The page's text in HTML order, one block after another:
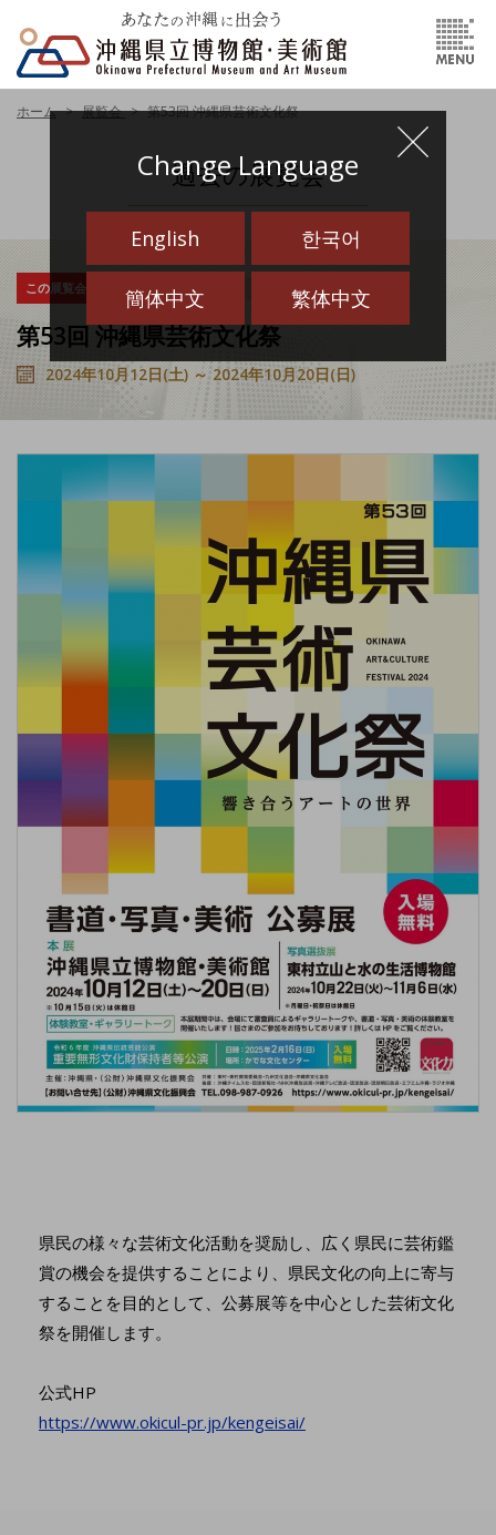
Change Language
English 한국어
簡体中文 繁体中文
ホーム 展覧会 第53回 沖縄県芸術文化祭
過去の展覧会
この展覧会は終了しました その他 その他（貸館イベント）
第53回 沖縄県芸術文化祭
2024年10月12日(土) ～ 2024年10月20日(日)
県民の様々な芸術文化活動を奨励し、広く県民に芸術鑑
賞の機会を提供することにより、県民文化の向上に寄与
することを目的として、公募展等を中心とした芸術文化
祭を開催します。
公式HP
https://www.okicul-pr.jp/kengeisai/